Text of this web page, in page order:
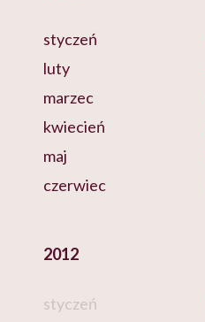
styczeń
luty
marzec
kwiecień
maj
czerwiec
2012
styczeń